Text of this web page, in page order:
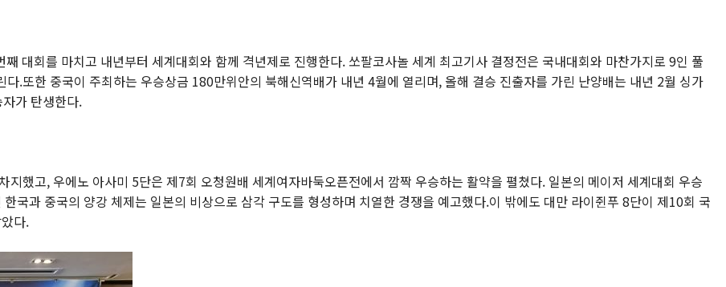
대회를 마치고 내년부터 세계대회와 함께 격년제로 진행한다. 쏘팔코사놀 세계 최고기사 결정전은 국내대회와 마찬가지로 9인 풀
.또한 중국이 주최하는 우승상금 180만위안의 북해신역배가 내년 4월에 열리며, 올해 결승 진출자를 가린 난양배는 내년 2월 싱가
가 탄생한다.
했고, 우에노 아사미 5단은 제7회 오청원배 세계여자바둑오픈전에서 깜짝 우승하는 활약을 펼쳤다. 일본의 메이저 세계대회 우승
국과 중국의 양강 체제는 일본의 비상으로 삼각 구도를 형성하며 치열한 경쟁을 예고했다.이 밖에도 대만 라이쥔푸 8단이 제10회 국
다.